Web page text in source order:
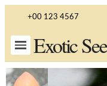
+00 123 4567
Exotic